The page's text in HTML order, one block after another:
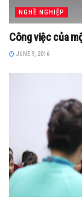
NGHỀ NGHIỆP
Công việc của
JUNE 9, 2016